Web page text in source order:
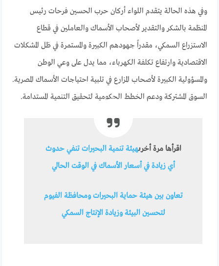
وفي هذه الحالة يتقدم اللواء أركان حرب الحسين فرحات رئيس
المنظمة بالشكر والتقدير لأصحاب الأسماك والعاملين في قطاع
الاستزراع السمكي، مقدراً جهودهم الكبيرة والمستمرة في ظل المشكلات
الاقتصادية وارتفاع تكلفة الكهرباء، مما يدل على وعي الوطن
والمسؤولية الكبيرة لأصحاب المزارع في تلبية احتياجات الأسماك المصرية.
السوق المشتركة ودعم الخطط الحكومية لتحقيق التنمية المستدامة.
اقرأها مرة أخرىهيئة تنمية البحيرات تنفي حدوث
أي زيادة في أسعار الأسماك في الوقت الحالي
تعاون بين هيئة حماية البحيرات ومحافظة الفيوم
لتحسين البيئة وزيادة الإنتاج السمكي